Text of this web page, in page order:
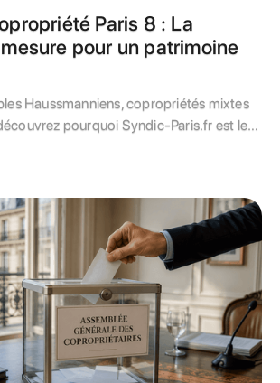
Paris 8 : La
pour un patrimoine
Haussmanniens, copropriétés mixtes
pourquoi Syndic-Paris.fr est le
valorisation de prestige.